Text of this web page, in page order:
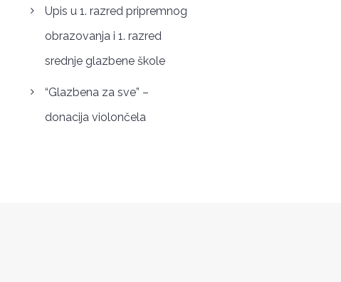
Upis u 1. razred pripremnog
obrazovanja i 1. razred
srednje glazbene škole
“Glazbena za sve” –
donacija violončela